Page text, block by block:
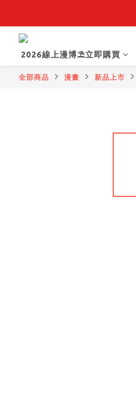
2026線上漫博⛱️立即購買
全部商品 漫畫 新品上市